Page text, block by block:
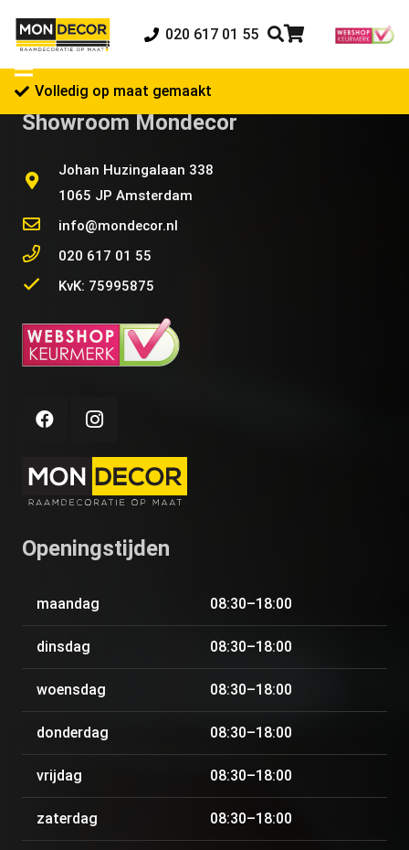
020 617 01 55
Volledig op maat gemaakt
Showroom Mondecor
Johan Huzingalaan 338
1065 JP Amsterdam
info@mondecor.nl
020 617 01 55
KvK: 75995875
Openingstijden
maandag 08:30–18:00
dinsdag 08:30–18:00
woensdag 08:30–18:00
donderdag 08:30–18:00
vrijdag 08:30–18:00
zaterdag 08:30–18:00